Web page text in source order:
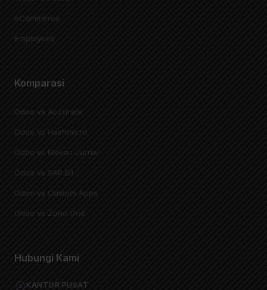
eCommerce
Employees
Komparasi
Odoo vs Accurate
Odoo vs Hashmicro
Odoo vs Mekari Jurnal
Odoo vs SAP B1
Odoo vs Custom Apps
Odoo vs Zoho One
Hubungi Kami
KANTOR PUSAT